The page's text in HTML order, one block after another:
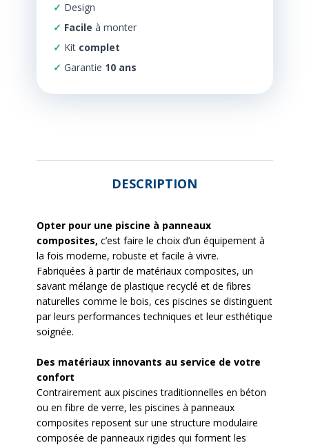
Design
Facile à monter
Kit complet
Garantie 10 ans
DESCRIPTION
Opter pour une piscine à panneaux
composites, c’est faire le choix d’un équipement à
la fois moderne, robuste et facile à vivre.
Fabriquées à partir de matériaux composites, un
savant mélange de plastique recyclé et de fibres
naturelles comme le bois, ces piscines se distinguent
par leurs performances techniques et leur esthétique
soignée.
Des matériaux innovants au service de votre
confort
Contrairement aux piscines traditionnelles en béton
ou en fibre de verre, les piscines à panneaux
composites reposent sur une structure modulaire
composée de panneaux rigides qui forment les